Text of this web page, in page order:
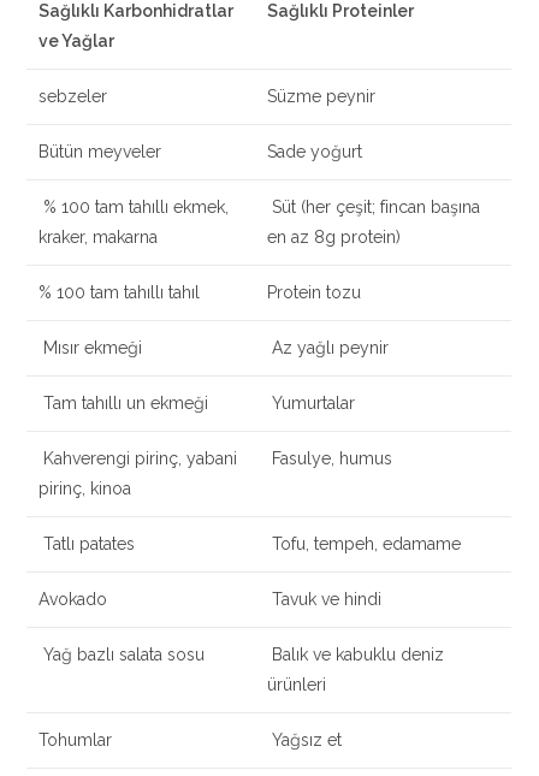
Sağlıklı Karbonhidratlar
ve Yağlar
Sağlıklı Proteinler
sebzeler Süzme peynir
Bütün meyveler Sade yoğurt
% 100 tam tahıllı ekmek,
kraker, makarna
Süt (her çeşit; fincan başına
en az 8g protein)
% 100 tam tahıllı tahıl Protein tozu
Mısır ekmeği Az yağlı peynir
Tam tahıllı un ekmeği Yumurtalar
Kahverengi pirinç, yabani
pirinç, kinoa
Fasulye, humus
Tatlı patates Tofu, tempeh, edamame
Avokado Tavuk ve hindi
Yağ bazlı salata sosu
Balık ve kabuklu deniz
ürünleri
Tohumlar Yağsız et